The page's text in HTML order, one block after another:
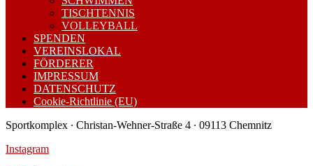
TISCHTENNIS
VOLLEYBALL
SPENDEN
VEREINSLOKAL
FÖRDERER
IMPRESSUM
DATENSCHUTZ
Cookie-Richtlinie (EU)
Sportkomplex ∙ Christan-Wehner-Straße 4 ∙ 09113 Chemnitz
Instagram